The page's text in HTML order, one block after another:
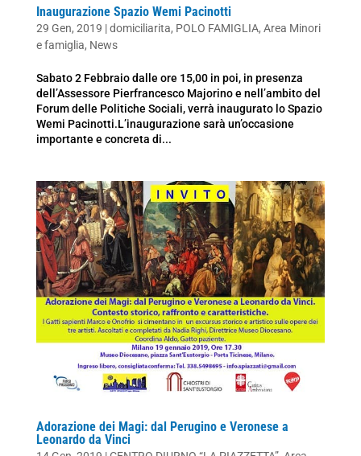
Inaugurazione Spazio Wemi Pacinotti
29 Gen, 2019 |domiciliarita, POLO FAMIGLIA, Area Minori
e famiglia, News
Sabato 2 Febbraio dalle ore 15,00 in poi, in presenza
dell’Assessore Pierfrancesco Majorino e nell’ambito del
Forum delle Politiche Sociali, verrà inaugurato lo Spazio
Wemi Pacinotti.L’inaugurazione sarà un’occasione
importante e concreta di...
Adorazione dei Magi: dal Perugino e Veronese a
Leonardo da Vinci